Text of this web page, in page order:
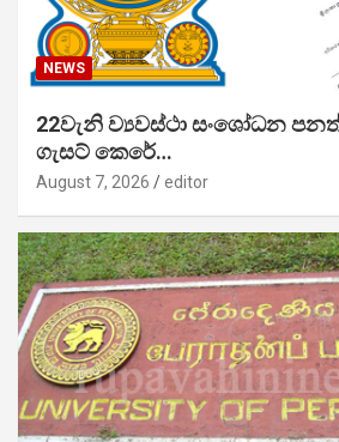
NEWS
22වැනි ව්‍යවස්ථා සංශෝධන
ගැසට් කෙරේ…
August 7, 2026 editor